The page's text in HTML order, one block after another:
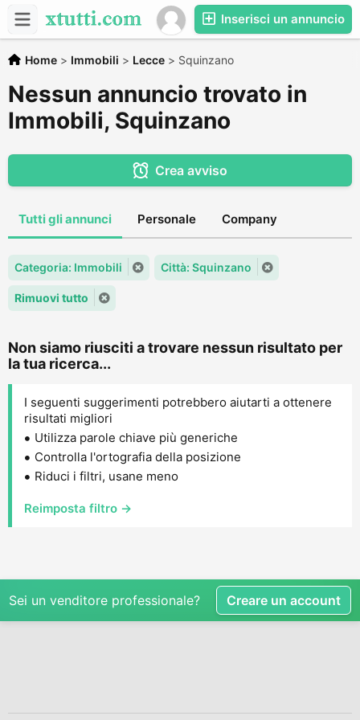
Inserisci un annuncio
Home > Immobili > Lecce > Squinzano
Nessun annuncio trovato in
Immobili, Squinzano
Crea avviso
Tutti gli annunci Personale Company
Categoria: Immobili Città: Squinzano
Rimuovi tutto
Non siamo riusciti a trovare nessun risultato per
la tua ricerca...
I seguenti suggerimenti potrebbero aiutarti a ottenere
risultati migliori
Utilizza parole chiave più generiche
Controlla l'ortografia della posizione
Riduci i filtri, usane meno
Reimposta filtro →
Sei un venditore professionale? Creare un account